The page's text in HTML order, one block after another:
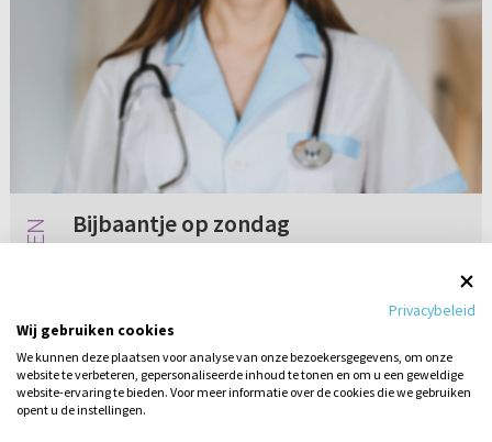
Bijbaantje op zondag
opleiding verpleegkundige. Nu heb ik
gesolliciteerd bij RST voor naast mijn studie.
Dan moet ik om het weekend werken. Nou
weet i...
Geen reacties 17-02-2022
Privacybeleid
Wij gebruiken cookies
We kunnen deze plaatsen voor analyse van onze bezoekersgegevens, om onze
website te verbeteren, gepersonaliseerde inhoud te tonen en om u een geweldige
website-ervaring te bieden. Voor meer informatie over de cookies die we gebruiken
opent u de instellingen.